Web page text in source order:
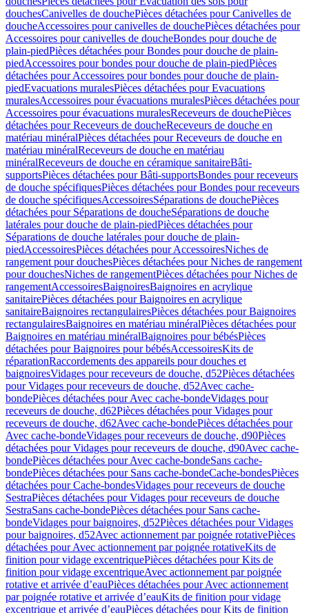
douchesCanivelles de douchePièces détachées pour Canivelles de
doucheAccessoires pour canivelles de douchePièces détachées pour
Accessoires pour canivelles de doucheBondes pour douche de
plain-piedPièces détachées pour Bondes pour douche de plain-
piedAccessoires pour bondes pour douche de plain-piedPièces
détachées pour Accessoires pour bondes pour douche de plain-
piedEvacuations muralesPièces détachées pour Evacuations
muralesAccessoires pour évacuations muralesPièces détachées pour
Accessoires pour évacuations muralesReceveurs de douchePièces
détachées pour Receveurs de doucheReceveurs de douche en
matériau minéralPièces détachées pour Receveurs de douche en
matériau minéralReceveurs de douche en matériau
minéralReceveurs de douche en céramique sanitaireBâti-
supportsPièces détachées pour Bâti-supportsBondes pour receveurs
de douche spécifiquesPièces détachées pour Bondes pour receveurs
de douche spécifiquesAccessoiresSéparations de douchePièces
détachées pour Séparations de doucheSéparations de douche
latérales pour douche de plain-piedPièces détachées pour
Séparations de douche latérales pour douche de plain-
piedAccessoiresPièces détachées pour AccessoiresNiches de
rangement pour douchesPièces détachées pour Niches de rangement
pour douchesNiches de rangementPièces détachées pour Niches de
rangementAccessoiresBaignoiresBaignoires en acrylique
sanitairePièces détachées pour Baignoires en acrylique
sanitaireBaignoires rectangulairesPièces détachées pour Baignoires
rectangulairesBaignoires en matériau minéralPièces détachées pour
Baignoires en matériau minéralBaignoires pour bébésPièces
détachées pour Baignoires pour bébésAccessoiresKits de
réparationRaccordements des appareils pour douches et
baignoiresVidages pour receveurs de douche, d52Pièces détachées
pour Vidages pour receveurs de douche, d52Avec cache-
bondePièces détachées pour Avec cache-bondeVidages pour
receveurs de douche, d62Pièces détachées pour Vidages pour
receveurs de douche, d62Avec cache-bondePièces détachées pour
Avec cache-bondeVidages pour receveurs de douche, d90Pièces
détachées pour Vidages pour receveurs de douche, d90Avec cache-
bondePièces détachées pour Avec cache-bondeSans cache-
bondePièces détachées pour Sans cache-bondeCache-bondesPièces
détachées pour Cache-bondesVidages pour receveurs de douche
SestraPièces détachées pour Vidages pour receveurs de douche
SestraSans cache-bondePièces détachées pour Sans cache-
bondeVidages pour baignoires, d52Pièces détachées pour Vidages
pour baignoires, d52Avec actionnement par poignée rotativePièces
détachées pour Avec actionnement par poignée rotativeKits de
finition pour vidage excentriquePièces détachées pour Kits de
finition pour vidage excentriqueAvec actionnement par poignée
rotative et arrivée d’eauPièces détachées pour Avec actionnement
par poignée rotative et arrivée d’eauKits de finition pour vidage
excentrique et arrivée d’eauPièces détachées pour Kits de finition